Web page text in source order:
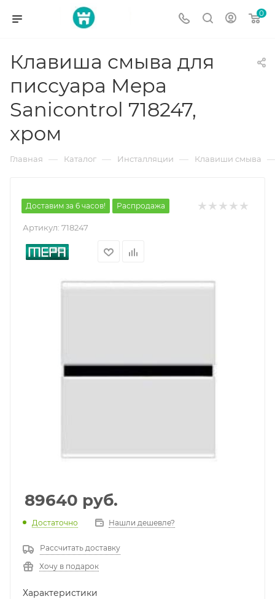
0
Клавиша смыва для
писсуара Mepa
Sanicontrol 718247,
хром
Главная — Каталог — Инсталляции — Клавиши смыва
Доставим за 6 часов! Распродажа
Артикул: 718247
89640 руб.
Достаточно Нашли дешевле?
Рассчитать доставку
Хочу в подарок
Характеристики